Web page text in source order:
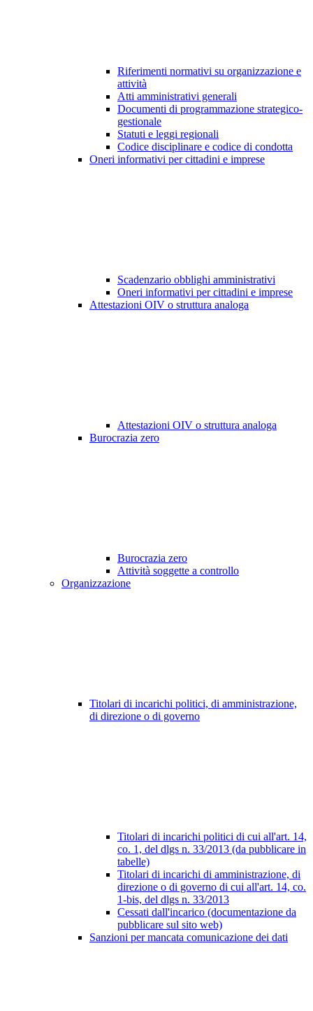
Riferimenti normativi su organizzazione e
attività
Atti amministrativi generali
Documenti di programmazione strategico-
gestionale
Statuti e leggi regionali
Codice disciplinare e codice di condotta
Oneri informativi per cittadini e imprese
Scadenzario obblighi amministrativi
Oneri informativi per cittadini e imprese
Attestazioni OIV o struttura analoga
Attestazioni OIV o struttura analoga
Burocrazia zero
Burocrazia zero
Attività soggette a controllo
Organizzazione
Titolari di incarichi politici, di amministrazione,
di direzione o di governo
Titolari di incarichi politici di cui all'art. 14,
co. 1, del dlgs n. 33/2013 (da pubblicare in
tabelle)
Titolari di incarichi di amministrazione, di
direzione o di governo di cui all'art. 14, co.
1-bis, del dlgs n. 33/2013
Cessati dall'incarico (documentazione da
pubblicare sul sito web)
Sanzioni per mancata comunicazione dei dati